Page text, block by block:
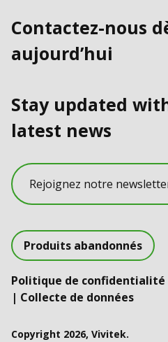
Contactez-nous
aujourd’hui
Stay updated
latest news
Rejoignez notre
Produits abandonnés
Politique de confidentialité
| Collecte de données
Copyright 2026, Vivitek.